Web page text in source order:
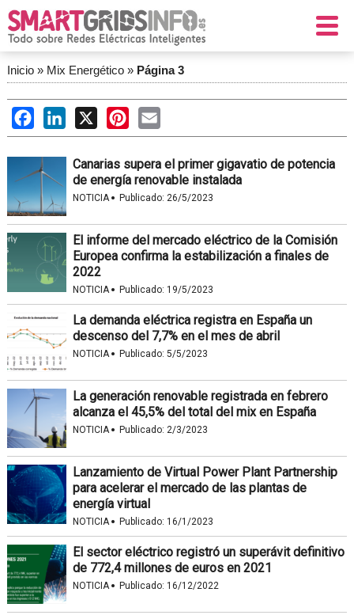
Inicio» Mix Energético» Página 3
FacebookLinkedIn
X PinterestEmail
Canarias supera el primer gigavatio de potencia
de energía renovable instalada
NOTICIA· Publicado: 26/5/2023
El informe del mercado eléctrico de la Comisión
Europea confirma la estabilización a finales de
2022
NOTICIA· Publicado: 19/5/2023
La demanda eléctrica registra en España un
descenso del 7,7% en el mes de abril
NOTICIA· Publicado: 5/5/2023
La generación renovable registrada en febrero
alcanza el 45,5% del total del mix en España
NOTICIA· Publicado: 2/3/2023
Lanzamiento de Virtual Power Plant Partnership
para acelerar el mercado de las plantas de
energía virtual
NOTICIA· Publicado: 16/1/2023
El sector eléctrico registró un superávit definitivo
de 772,4 millones de euros en 2021
NOTICIA· Publicado: 16/12/2022